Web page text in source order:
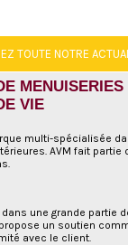
TOUTE NOTRE
MENUISERIES
VIE
multi-spécialisée
AVM fait partie
une grande partie
un soutien
avec le client.